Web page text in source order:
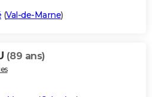
(Val-de-Marne)
(89 ans)